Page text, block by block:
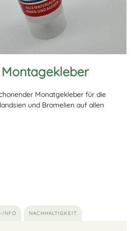
Monatgekleber für die
und Bromelien auf allen
INFO NACHHALTIGKEIT